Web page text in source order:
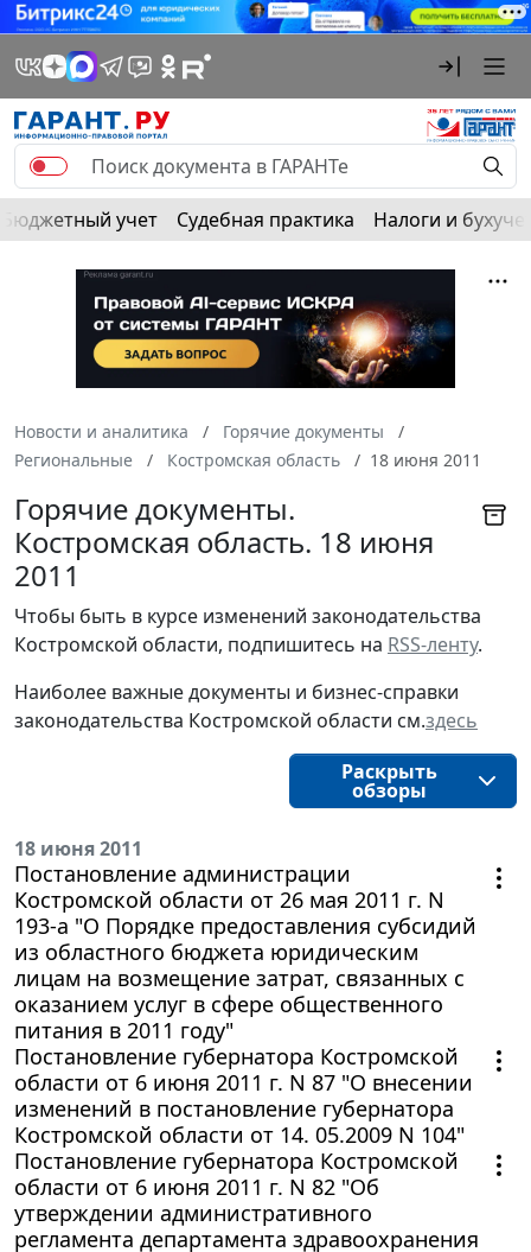
Бюджетный учет Судебная практика Налоги и
Новости и аналитика
Горячие документы
Региональные
Костромская область 18 июня 2011
Горячие документы.
Костромская область. 18 июня
2011
Чтобы быть в курсе изменений законодательства
Костромской области, подпишитесь на RSS-ленту.
Наиболее важные документы и бизнес-справки
законодательства Костромской области см.здесь
Раскрыть
обзоры
18 июня 2011
Постановление администрации
Костромской области от 26 мая 2011 г. N
193-а "О Порядке предоставления субсидий
из областного бюджета юридическим
лицам на возмещение затрат, связанных с
оказанием услуг в сфере общественного
питания в 2011 году"
Постановление губернатора Костромской
области от 6 июня 2011 г. N 87 "О внесении
изменений в постановление губернатора
Костромской области от 14. 05.2009 N 104"
Постановление губернатора Костромской
области от 6 июня 2011 г. N 82 "Об
утверждении административного
регламента департамента здравоохранения